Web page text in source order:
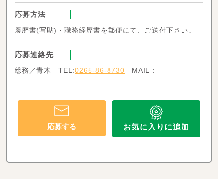
応募方法
履歴書(写貼)・職務経歴書を郵便にて、ご送付下さい。
応募連絡先
総務／青木 TEL:0265-86-8730 MAIL：
応募する お気に入りに追加